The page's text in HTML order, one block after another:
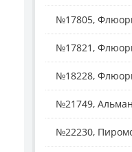
№17805,
№17821,
№18228,
№21749,
№22230,